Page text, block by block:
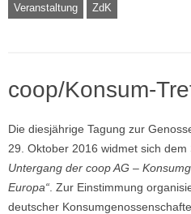
Veranstaltung
ZdK
coop/Konsum-
Die diesjährige Tagung zur
29. Oktober 2016 widmet sich dem
Untergang der coop AG –
Europa“ . Zur Einstimmung
deutscher